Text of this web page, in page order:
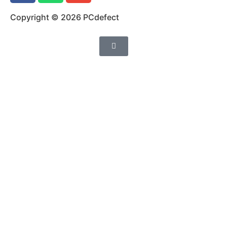
Copyright © 2026 PCdefect